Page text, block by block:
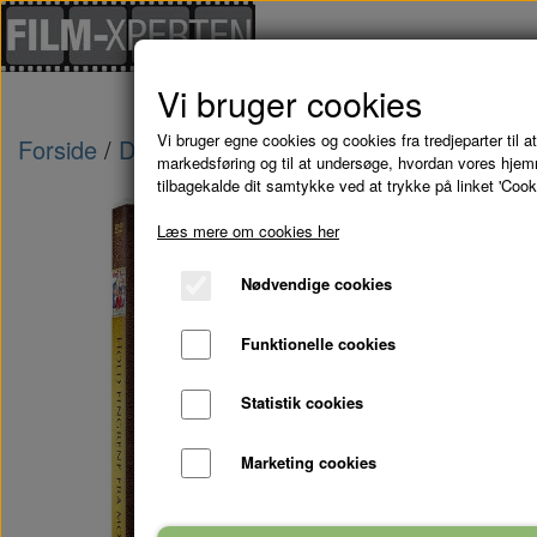
Forside Danske Film HOLD FINGRENE FRA
Vi bruger cookies
Vi bruger egne cookies og cookies fra tredjeparter til
markedsføring og til at undersøge, hvordan vores
tilbagekalde dit samtykke ved at trykke på linket
Læs mere om cookies her
Nødvendige cookies
Funktionelle cookies
Statistik cookies
Marketing cookies